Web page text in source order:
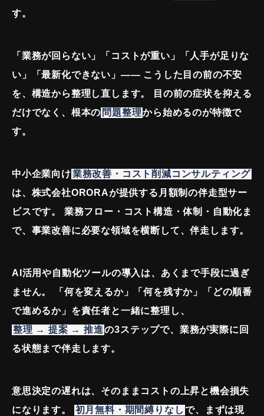
す。
「業務が回らない」「コストが重い」「人手が足りな
い」「最新化できない」—— こうした目の前の不安
を、構造から整理し直します。
目の前の症状を抑える
だけでなく、根本の 問題整理から始めるのが特徴で
す。
中小企業向け業務改善・コスト削減コンサルティング
は、株式会社ORORAが提供する月額制の伴走型サー
ビスです。
業務フロー・コスト構造・体制・自動化ま
で、事業改善に必要な領域を横断して、伴走します。
AI活用や自動化ツールの導入は、あくまで手段に過ぎ
ません。
「何を変えるか」「何を残すか」「どの順番
で進めるか」を責任者と一緒に整理し、
整理 → 提案 → 推進 の3ステップで、業務が実際に回
る状態まで伴走します。
意思決定の遅れは、そのままコストの上昇と機会損失
になります。
初月無料・期間縛りなし で、まずは現